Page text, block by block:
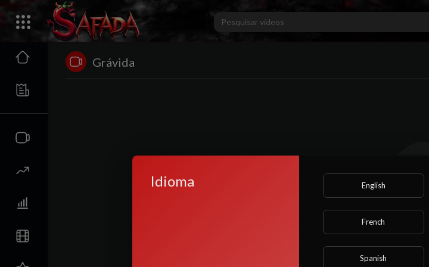
Grávida
Nenhum vídeo
Idioma English
French
Spanish